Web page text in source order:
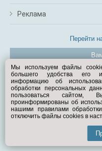
Реклама
Перейти
©
Мы используем файлы
большего удобства его
информацию об
обработки персональных
пользоваться сайтом,
проинформированы об
нашими правилами
отключить файлы cookies в